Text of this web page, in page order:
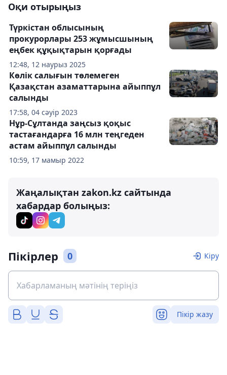
Оқи отырыңыз
12:48, 12 наурыз 2025
Түркістан облысының
прокурорлары 253 жұмысшының
еңбек құқықтарын қорғады
17:58, 04 сәуір 2023
Көлік салығын төлемеген
Қазақстан азаматтарына айыппұл
салынды
10:59, 17 мамыр 2022
Нұр-Сұлтанда заңсыз қоқыс
тастағандарға 16 млн теңгеден
астам айыппұл салынды
Жаңалықтан zakon.kz сайтында
хабардар болыңыз:
Пікірлер 0 Кіру
Пікір жазу